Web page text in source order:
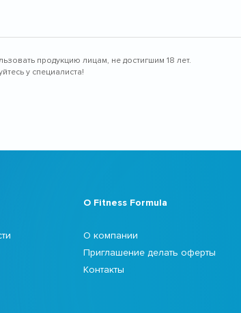
продукцию лицам, не достигшим 18 лет.
у специалиста!
О Fitness Formula
О компании
Приглашение делать оферты
Контакты